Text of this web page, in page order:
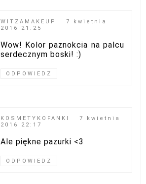
WITZAMAKEUP
7 kwietnia
2016 21:25
Wow! Kolor paznokcia na palcu
serdecznym boski! :)
ODPOWIEDZ
KOSMETYKOFANKI
7 kwietnia
2016 22:17
Ale piękne pazurki <3
ODPOWIEDZ